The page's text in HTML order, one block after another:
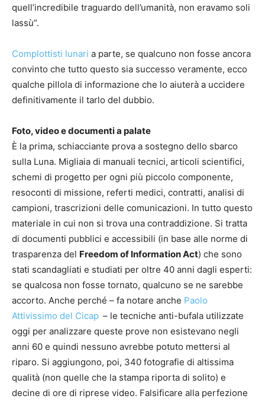
quell’incredibile traguardo dell’umanità, non eravamo soli
lassù”.
Complottisti lunari a parte, se qualcuno non fosse ancora
convinto che tutto questo sia successo veramente, ecco
qualche pillola di informazione che lo aiuterà a uccidere
definitivamente il tarlo del dubbio.
Foto, video e documenti a palate
È la prima, schiacciante prova a sostegno dello sbarco
sulla Luna. Migliaia di manuali tecnici, articoli scientifici,
schemi di progetto per ogni più piccolo componente,
resoconti di missione, referti medici, contratti, analisi di
campioni, trascrizioni delle comunicazioni. In tutto questo
materiale in cui non si trova una contraddizione. Si tratta
di documenti pubblici e accessibili (in base alle norme di
trasparenza del Freedom of Information Act) che sono
stati scandagliati e studiati per oltre 40 anni dagli esperti:
se qualcosa non fosse tornato, qualcuno se ne sarebbe
accorto. Anche perché – fa notare anche Paolo
Attivissimo del Cicap – le tecniche anti-bufala utilizzate
oggi per analizzare queste prove non esistevano negli
anni 60 e quindi nessuno avrebbe potuto mettersi al
riparo. Si aggiungono, poi, 340 fotografie di altissima
qualità (non quelle che la stampa riporta di solito) e
decine di ore di riprese video. Falsificare alla perfezione